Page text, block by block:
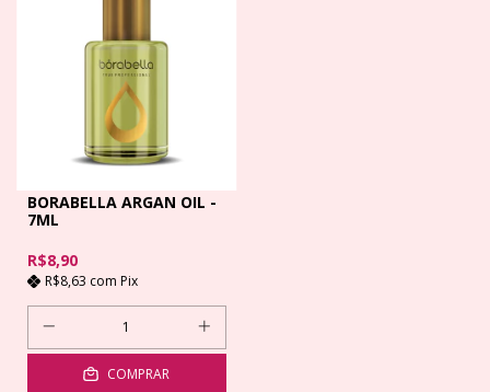
BORABELLA ARGAN OIL -
7ML
R$8,90
R$8,63 com Pix
COMPRAR